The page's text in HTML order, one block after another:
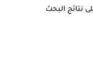
نتائج البحث